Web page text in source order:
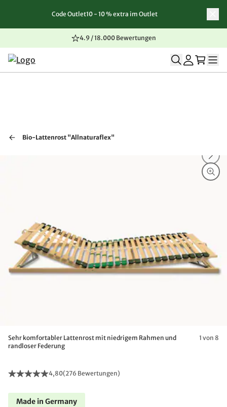
Zum Inhalt springen
Zur Navigation springen
Zum Seitenende springen
Code Outlet10 - 10 % extra im Outlet
4.9 / 18.000 Bewertungen
Bio-Lattenrost "Allnaturaflex"
Sehr komfortabler Lattenrost mit niedrigem Rahmen und
randloser Federung
1 von 8
4,80(276 Bewertungen)
Made in Germany